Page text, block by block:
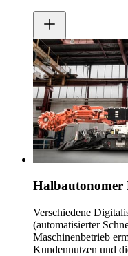
Halbautonomer
Verschiedene
(automatisierter
Maschinenbetrieb
Kundennutzen und